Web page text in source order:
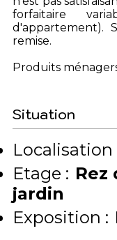
forfaitaire
d'appartement).
remise.
Produits
Situation
Localisation
Etage : Rez
jardin
Exposition :